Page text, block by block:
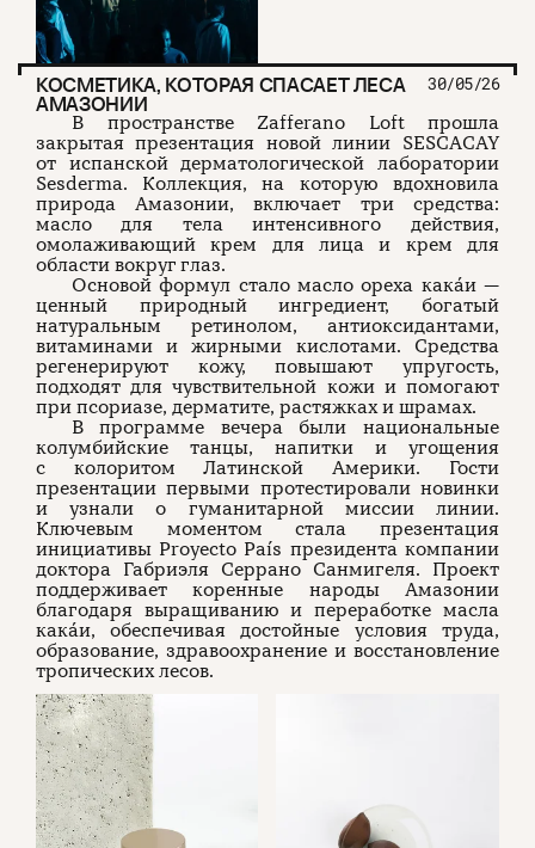
КОСМЕТИКА, КОТОРАЯ СПАСАЕТ ЛЕСА
АМАЗОНИИ
30/05/26
В пространстве Zafferano Loft прошла
закрытая презентация новой линии SESCACAY
от испанской дерматологической лаборатории
Sesderma. Коллекция, на которую вдохновила
природа Амазонии, включает три средства:
масло для тела интенсивного действия,
омолаживающий крем для лица и крем для
области вокруг глаз.
Основой формул стало масло ореха кака́и —
ценный природный ингредиент, богатый
натуральным ретинолом, антиоксидантами,
витаминами и жирными кислотами. Средства
регенерируют кожу, повышают упругость,
подходят для чувствительной кожи и помогают
при псориазе, дерматите, растяжках и шрамах.
В программе вечера были национальные
колумбийские танцы, напитки и угощения
с колоритом Латинской Америки. Гости
презентации первыми протестировали новинки
и узнали о гуманитарной миссии линии.
Ключевым моментом стала презентация
инициативы Proyecto País президента компании
доктора Габриэля Серрано Санмигеля. Проект
поддерживает коренные народы Амазонии
благодаря выращиванию и переработке масла
кака́и, обеспечивая достойные условия труда,
образование, здравоохранение и восстановление
тропических лесов.